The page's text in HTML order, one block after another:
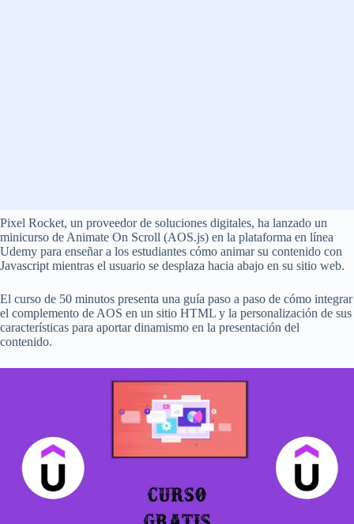
Pixel Rocket, un proveedor de soluciones digitales, ha lanzado un
minicurso de Animate On Scroll (AOS.js) en la plataforma en línea
Udemy para enseñar a los estudiantes cómo animar su contenido con
Javascript mientras el usuario se desplaza hacia abajo en su sitio web.
El curso de 50 minutos presenta una guía paso a paso de cómo integrar
el complemento de AOS en un sitio HTML y la personalización de sus
características para aportar dinamismo en la presentación del
contenido.